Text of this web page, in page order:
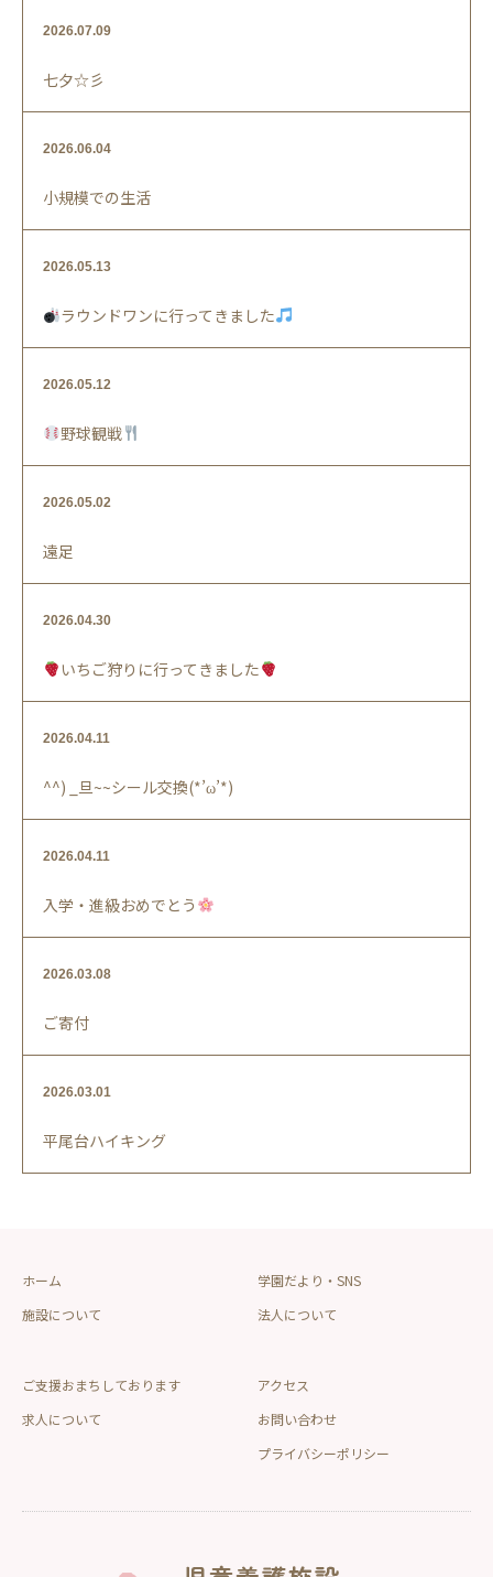
2026.07.09
七夕☆彡
2026.06.04
小規模での生活
2026.05.13
ラウンドワンに行ってきました
2026.05.12
野球観戦
2026.05.02
遠足
2026.04.30
いちご狩りに行ってきました
2026.04.11
^^) _旦~~シール交換(*’ω’*)
2026.04.11
入学・進級おめでとう
2026.03.08
ご寄付
2026.03.01
平尾台ハイキング
ホーム
施設について
学園だより・SNS
法人について
ご支援おまちしております
求人について
アクセス
お問い合わせ
プライバシーポリシー